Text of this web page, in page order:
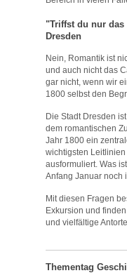
"Triffst du nur
Dresden
Nein, Romantik ist
und auch nicht das
gar nicht, wenn wir
1800 selbst den
Die Stadt Dresden
dem romantischen
Jahr 1800 ein
wichtigsten
ausformuliert. Was
Anfang Januar noch
Mit diesen Fragen
Exkursion und
und vielfältige
Thementag